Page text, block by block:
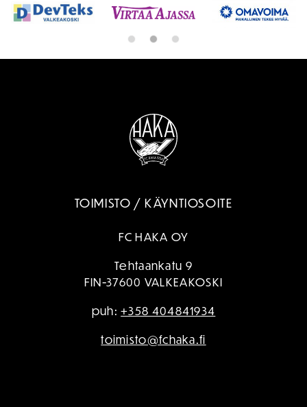
TOIMISTO / KÄYNTIOSOITE
FC HAKA OY
Tehtaankatu 9
FIN-37600 VALKEAKOSKI
puh:+358 404841934
toimisto@fchaka.fi